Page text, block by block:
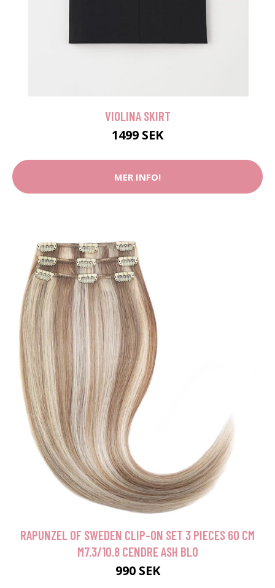
VIOLINA SKIRT
1499 SEK
MER INFO!
RAPUNZEL OF SWEDEN CLIP-ON SET 3 PIECES 60 CM
M7.3/10.8 CENDRE ASH BLO
990 SEK